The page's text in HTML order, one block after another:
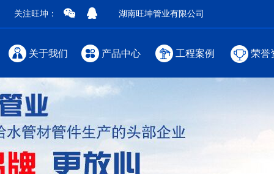
关注旺坤： 湖南旺坤管业有限公司
关于我们 产品中心 工程案例 荣誉